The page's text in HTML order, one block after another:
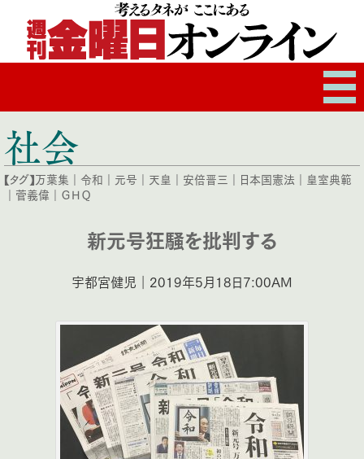
社会
【タグ】万葉集 ｜ 令和 ｜ 元号 ｜ 天皇 ｜ 安倍晋三 ｜ 日本国憲法 ｜ 皇室典範
｜ 菅義偉 ｜ ＧＨＱ
新元号狂騒を批判する
宇都宮健児｜2019年5月18日7:00AM